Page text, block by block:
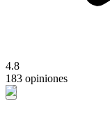
4.8
183 opiniones